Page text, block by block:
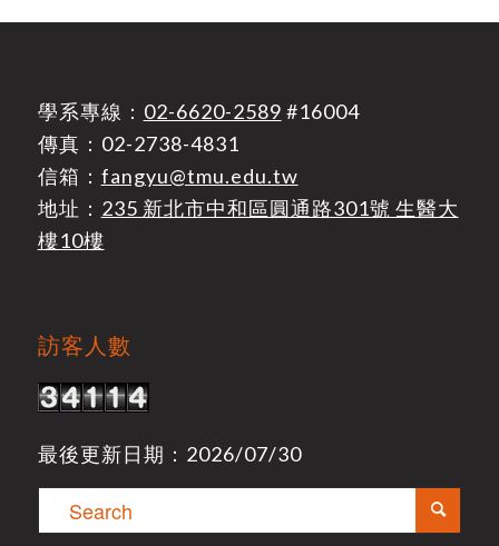
學系專線： 02-6620-2589 #16004
傳真：02-2738-4831
信箱： fangyu@tmu.edu.tw
地址： 235 新北市中和區圓通路301號 生醫大
樓10樓
訪客人數
最後更新日期：2026/07/30